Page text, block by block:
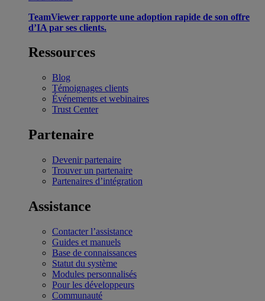
TeamViewer rapporte une adoption rapide de son offre
d’IA par ses clients.
Ressources
Blog
Témoignages clients
Événements et webinaires
Trust Center
Partenaire
Devenir partenaire
Trouver un partenaire
Partenaires d’intégration
Assistance
Contacter l’assistance
Guides et manuels
Base de connaissances
Statut du système
Modules personnalisés
Pour les développeurs
Communauté